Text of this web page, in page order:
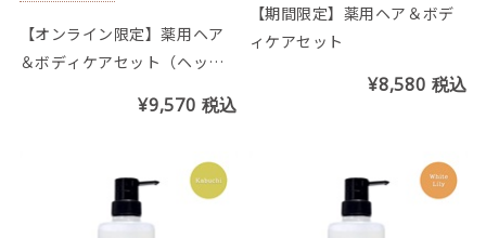
【オンライン限定】薬用ヘア
＆ボディケアセット（ヘッド
¥9,570 税込
【期間限定】薬用ヘア＆ボデ
ィケアセット
¥8,580 税込